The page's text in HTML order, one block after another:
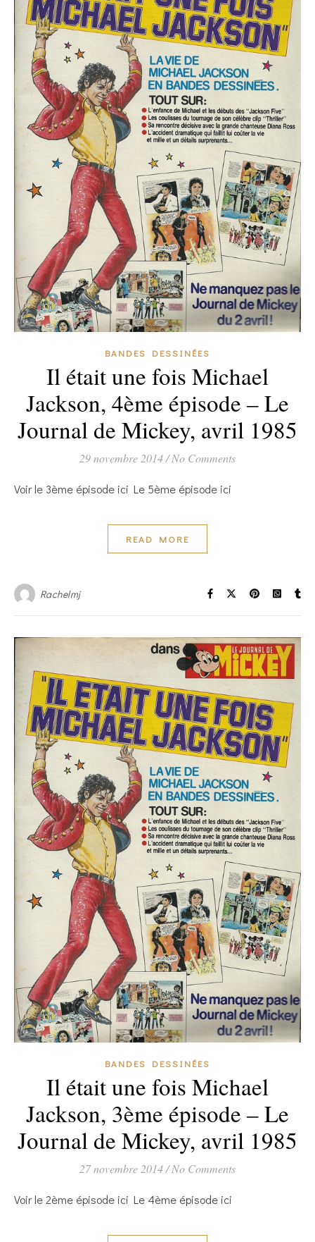
BANDES DESSINÉES
Il était une fois Michael
Jackson, 4ème épisode – Le
Journal de Mickey, avril 1985
29 novembre 2014/ No Comments
Voir le 3ème épisode ici Le 5ème épisode ici
READ MORE
Rachelmj
BANDES DESSINÉES
Il était une fois Michael
Jackson, 3ème épisode – Le
Journal de Mickey, avril 1985
27 novembre 2014/No Comments
Voir le 2ème épisode ici Le 4ème épisode ici